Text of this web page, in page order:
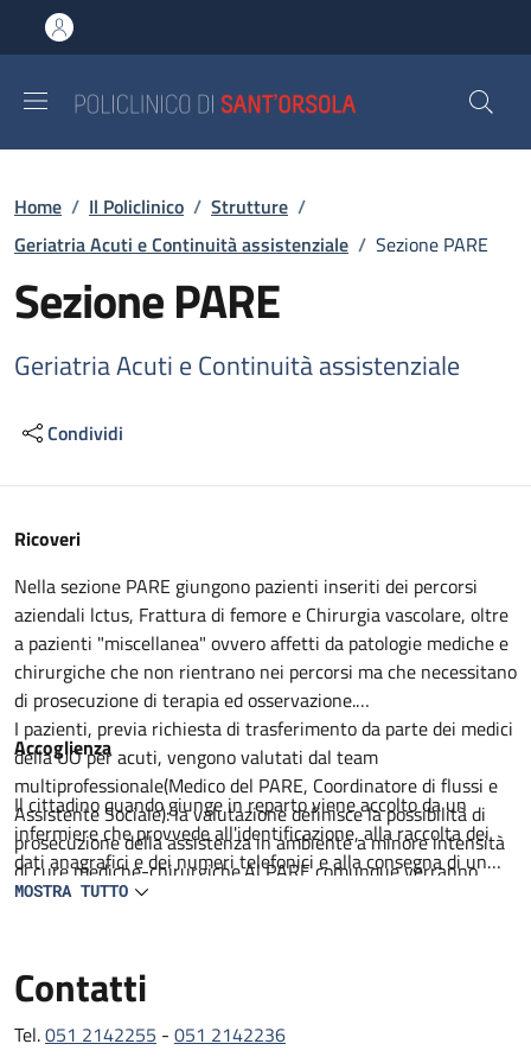
al contenuto principale
to footer content
Briciole di pane
Home / Il Policlinico / Strutture /
Geriatria Acuti e Continuità assistenziale / Sezione PARE
Sezione PARE
Geriatria Acuti e Continuità assistenziale
Condividi
Descrizione
Ricoveri
Nella sezione PARE giungono pazienti inseriti dei percorsi
aziendali lctus, Frattura di femore e Chirurgia vascolare, oltre
a pazienti "miscellanea" ovvero affetti da patologie mediche e
chirurgiche che non rientrano nei percorsi ma che necessitano
di prosecuzione di terapia ed osservazione.
I pazienti, previa richiesta di trasferimento da parte dei medici
della UO per acuti, vengono valutati dal team
multiprofessionale(Medico del PARE, Coordinatore di flussi e
Assistente Sociale): la valutazione definisce la possibilità di
prosecuzione della assistenza in ambiente a minore intensità
di cure mediche-chirurgiche.Al PARE comunque verranno
proseguiti percorsi medico terapeutici non ancora completati,
All'ingresso del paziente al PARE il team, composto da
Fisiatra e /o Fisioterapista con il coinvolgimento del Caregiver
Accoglienza
Il cittadino quando giunge in reparto viene accolto da un
infermiere che provvede all'identificazione, alla raccolta dei
dati anagrafici e dei numeri telefonici e alla consegna di un
prestampato con informazioni utili. Il degente viene
clinica ed infermieristica dove viene delineato il percorso
diagnostico e terapeutico e raccolti il consenso per tutte le
procedure che lo richiedono.
MOSTRA TUTTO
Contatti
Tel.051 2142255 - 051 2142236